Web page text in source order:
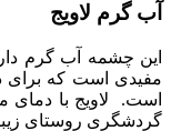
آب گرم لاویج
این چشمه آب گرم
مفیدی است که برای
گردشگری روستای